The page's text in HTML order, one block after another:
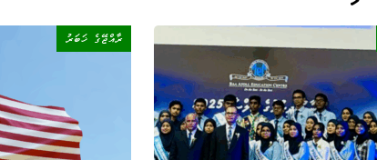
ރާއްޖޭގެ ޚަބަރު